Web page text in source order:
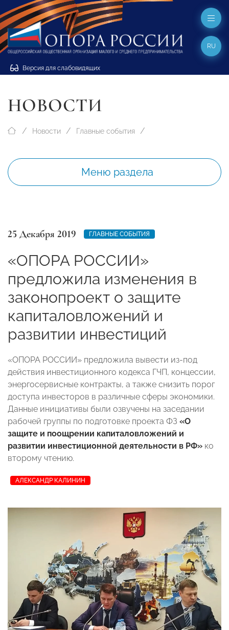
Версия для слабовидящих
RU
НОВОСТИ
Новости Главные события
Меню раздела
25 Декабря 2019 ГЛАВНЫЕ СОБЫТИЯ
«ОПОРА РОССИИ»
предложила изменения в
законопроект о защите
капиталовложений и
развитии инвестиций
«ОПОРА РОССИИ» предложила вывести из-под
действия инвестиционного кодекса ГЧП, концессии,
энергосервисные контракты, а также снизить порог
доступа инвесторов в различные сферы экономики.
Данные инициативы были озвучены на заседании
рабочей группы по подготовке проекта ФЗ «О
защите и поощрении капиталовложений и
развитии инвестиционной деятельности в РФ» ко
второму чтению.
АЛЕКСАНДР КАЛИНИН